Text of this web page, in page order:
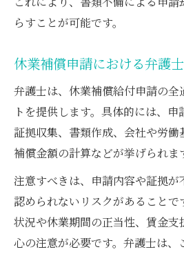
らすことが可能です。
休業補償申請における弁護
弁護士は、休業補償給付申請の全
トを提供します。具体的には、
証拠収集、書類作成、会社や労働
補償金額の計算などが挙げられま
注意すべきは、申請内容や証拠が
認められないリスクがあることで
状況や休業期間の正当性、賃金支
心の注意が必要です。弁護士は、